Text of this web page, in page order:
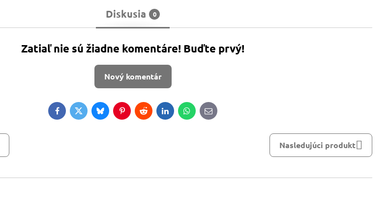
Diskusia 0
Zatiaľ nie sú žiadne komentáre! Buďte prvý!
Nový komentár
FacebookTwitterBlueskyPinterestRedditLinkedInWhatsApp
E-
mail
Nasledujúci produkt